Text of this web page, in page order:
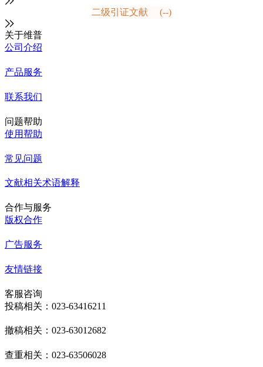
二级引证文献 (--)
关于维普
公司介绍
产品服务
联系我们
问题帮助
使用帮助
常见问题
文献相关术语解释
合作与服务
版权合作
广告服务
友情链接
客服咨询
投稿相关：023-63416211
撤稿相关：023-63012682
查重相关：023-63506028